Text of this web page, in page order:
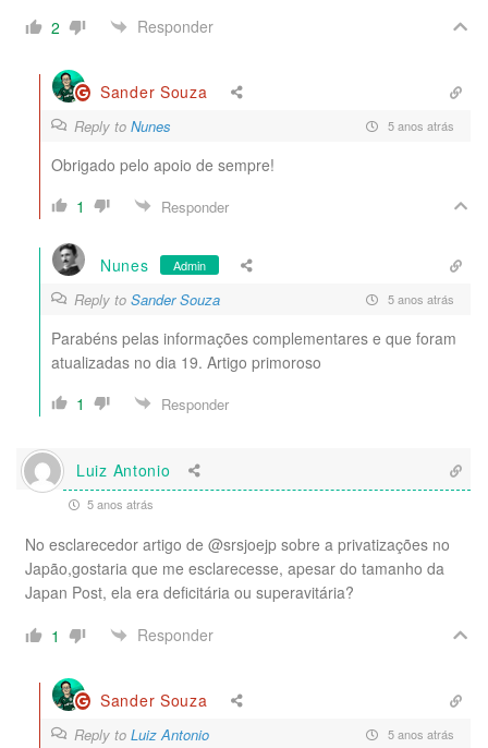
2
Responder
Sander Souza
Reply to Nunes 5 anos atrás
Obrigado pelo apoio de sempre!
1
Responder
Nunes Admin
Reply to Sander Souza 5 anos atrás
Parabéns pelas informações complementares e que foram
atualizadas no dia 19. Artigo primoroso
1
Responder
Luiz Antonio
5 anos atrás
No esclarecedor artigo de @srsjoejp sobre a privatizações no
Japão,gostaria que me esclarecesse, apesar do tamanho da
Japan Post, ela era deficitária ou superavitária?
1
Responder
Sander Souza
Reply to Luiz Antonio 5 anos atrás